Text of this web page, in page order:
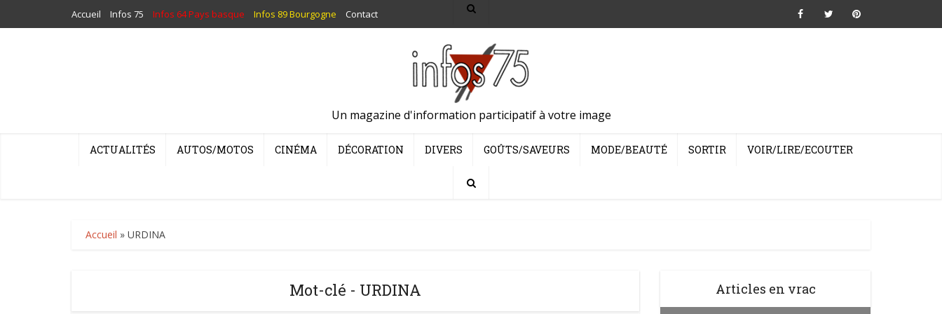
Accueil Infos 75 Infos 64 Pays basque Infos 89 Bourgogne Contact
Un magazine d'information participatif à votre image
ACTUALITÉS AUTOS/MOTOS CINÉMA DÉCORATION DIVERS GOÛTS/SAVEURS MODE/BEAUTÉ SORTIR VOIR/LIRE/ECOUTER
Accueil » URDINA
Mot-clé - URDINA Articles en vrac